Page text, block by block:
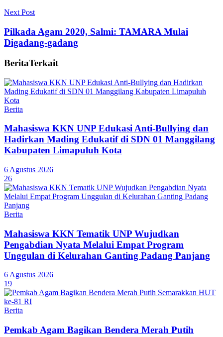
Next Post
Pilkada Agam 2020, Salmi: TAMARA Mulai
Digadang-gadang
BeritaTerkait
Berita
Mahasiswa KKN UNP Edukasi Anti-Bullying dan
Hadirkan Mading Edukatif di SDN 01 Manggilang
Kabupaten Limapuluh Kota
6 Agustus 2026
26
Berita
Mahasiswa KKN Tematik UNP Wujudkan
Pengabdian Nyata Melalui Empat Program
Unggulan di Kelurahan Ganting Padang Panjang
6 Agustus 2026
19
Berita
Pemkab Agam Bagikan Bendera Merah Putih